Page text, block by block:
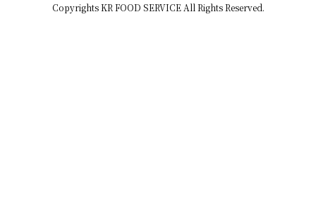
Copyrights KR FOOD SERVICE All Rights Reserved.